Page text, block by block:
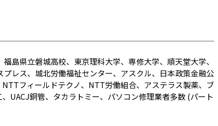
島県立磐城高校、東京理科大学、専修大学、順天堂大学、
レス、城北労働福祉センター、アスクル、日本政策金融公
フィールドテクノ、NTT労働組合、アステラス製薬、ブ
UACJ銅管、タカラトミー、パソコン修理業者多数 (パート